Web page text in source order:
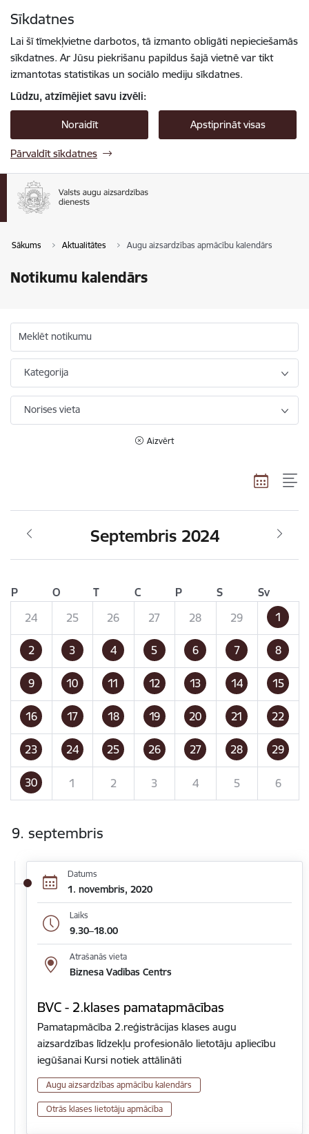
Sīkdatnes
Lai šī tīmekļvietne darbotos, tā izmanto obligāti nepieciešamās
sīkdatnes. Ar Jūsu piekrišanu papildus šajā vietnē var tikt
izmantotas statistikas un sociālo mediju sīkdatnes.
Lūdzu, atzīmējiet savu izvēli:
Noraidīt Apstiprināt visas
Pārvaldīt sīkdatnes
Sākums Aktualitātes Augu aizsardzības apmācību kalendārs
Notikumu kalendārs
Meklēt notikumu
Kategorija
Norises vieta
Aizvērt
Septembris 2024
P O T C P S
Sv
24
25 26 27 28 29 1
2 3 4 5 6 7 8
9 10 11 12 13 14 15
16 17 18 19 20 21 22
23 24 25 26 27 28 29
30 1 2 3 4 5 6
9. septembris
Datums
1. novembris, 2020
Laiks
9.30–18.00
Atrašanās vieta
Biznesa Vadības Centrs
BVC - 2.klases pamatapmācības
Pamatapmācība 2.reģistrācijas klases augu
aizsardzības līdzekļu profesionālo lietotāju apliecību
iegūšanai Kursi notiek attālināti
Augu aizsardzības apmācību kalendārs
Otrās klases lietotāju apmācība